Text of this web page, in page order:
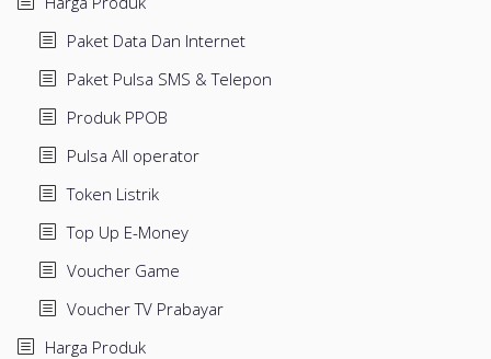
Paket Data Dan Internet
Paket Pulsa SMS & Telepon
Produk PPOB
Pulsa All operator
Token Listrik
Top Up E-Money
Voucher Game
Voucher TV Prabayar
Harga Produk